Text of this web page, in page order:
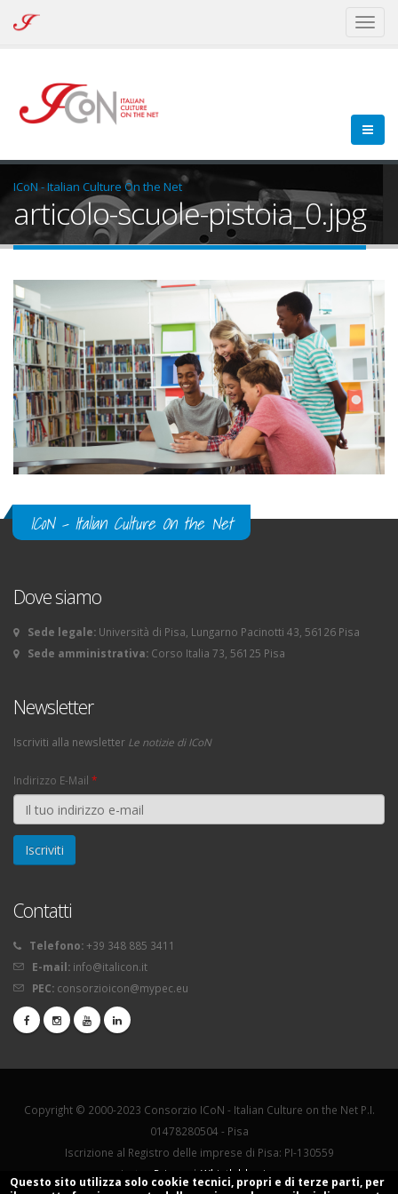
ICoN
On
the
Net
ICoN - Italian Culture On the Net
articolo-scuole-pistoia_0.jpg
ICoN - Italian Culture On the Net
Dove siamo
Sede legale: Università di Pisa, Lungarno Pacinotti 43, 56126 Pisa
Sede amministrativa: Corso Italia 73, 56125 Pisa
Newsletter
Iscriviti alla newsletter Le notizie di ICoN
Indirizzo E-Mail *
Contatti
Telefono: +39 348 885 3411
E-mail: info@italicon.it
PEC: consorzioicon@mypec.eu
Copyright © 2000-2023 Consorzio ICoN - Italian Culture on the Net P.I.
01478280504 - Pisa
Iscrizione al Registro delle imprese di Pisa: PI-130559
La tua Privacy | Whistleblowing
Questo sito utilizza solo cookie tecnici, propri e di terze parti, per